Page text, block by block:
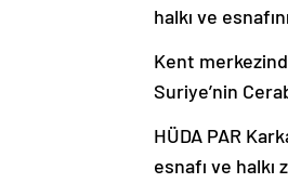
halkı ve
Kent
Suriye’nin
HÜDA PAR
esnafı ve halkı